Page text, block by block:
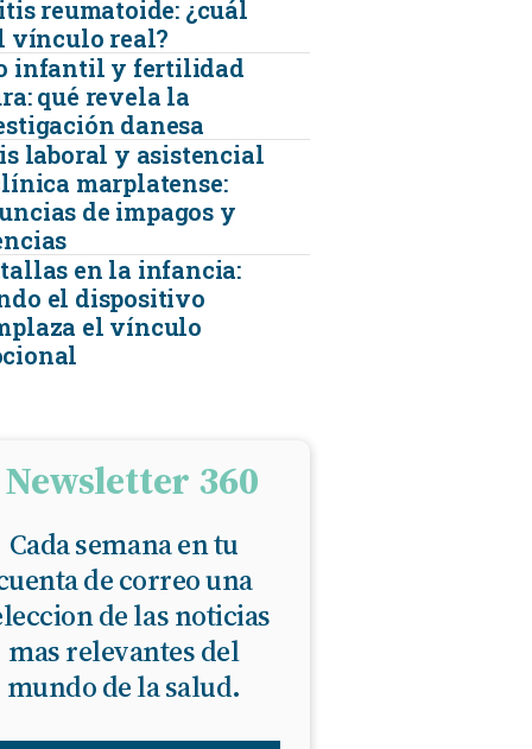
reumatoide: ¿cuál
vínculo real?
infantil y fertilidad
qué revela la
danesa
laboral y asistencial
marplatense:
de impagos y
en la infancia:
el dispositivo
el vínculo
Newsletter 360
Cada semana en tu
de correo una
de las noticias
mas relevantes del
mundo de la salud.